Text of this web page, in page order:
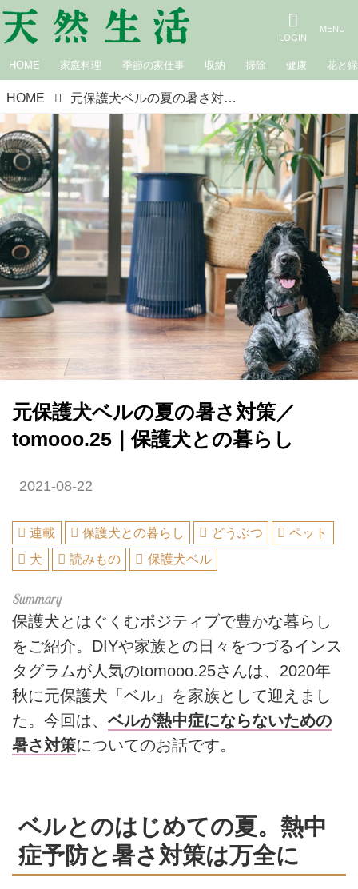
HOME 家庭料理 季節の家仕事 収納 掃除 健康 花と緑
HOME 元保護犬ベルの夏の暑さ対策／tomooo.25｜保護犬との暮らし
元保護犬ベルの夏の暑さ対策／
tomooo.25｜保護犬との暮らし
2021-08-22
連載 保護犬との暮らし どうぶつ
ペット
犬
読みもの 保護犬ベル
保護犬とはぐくむポジティブで豊かな暮らし
をご紹介。DIYや家族との日々をつづるインス
タグラムが人気のtomooo.25さんは、2020年
秋に元保護犬「ベル」を家族として迎えまし
た。今回は、 ベルが熱中症にならないための
暑さ対策についてのお話です。
ベルとのはじめての夏。熱中
症予防と暑さ対策は万全に